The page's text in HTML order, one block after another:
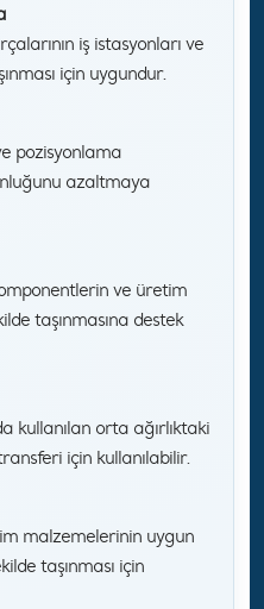
iş istasyonları ve
için uygundur.
pozisyonlama
azaltmaya
ve üretim
taşınmasına destek
kullanılan orta ağırlıktaki
için kullanılabilir.
malzemelerinin uygun
taşınması için